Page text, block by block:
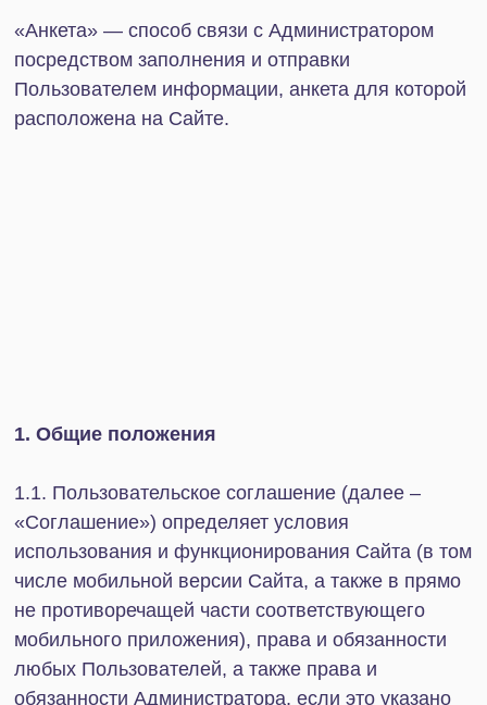
другой стороны за нарушение обязательств либо
содержат другие явно обременительные для
присоединившегося Пользователя условия,
которые он, исходя из своих разумно понимаемых
интересов, не принял бы при наличии у него
возможности участвовать в определении условий
числе мобильной версии Сайта и
рассматривается в качестве безоговорочного
Администратором условий, в том числе условий
Соглашения, в связи с чем ни при каких условиях
Пользователь не имеет право ссылаться на
отсутствие такого согласия.
1.5. Начало использования Сайта признаётся
Пользователем и Администратором в качестве
полного и безоговорочного принятия
Пользователем всех условий Соглашения